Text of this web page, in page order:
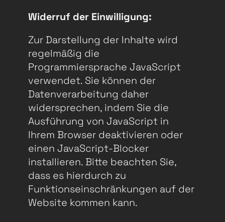
Widerruf der Einwilligung:
Zur Darstellung der Inhalte wird
regelmäßig die
Programmiersprache JavaScript
verwendet. Sie können der
Datenverarbeitung daher
widersprechen, indem Sie die
Ausführung von JavaScript in
Ihrem Browser deaktivieren oder
einen JavaScript-Blocker
installieren. Bitte beachten Sie,
dass es hierdurch zu
Funktionseinschränkungen auf der
Website kommen kann.